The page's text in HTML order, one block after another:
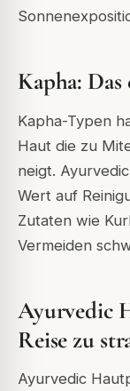
Kapha:
Kapha-Typen
Haut die zu
neigt.
Wert auf
Zutaten wie
Vermeiden
Ayurvedic
Reise zu
Ayurvedic